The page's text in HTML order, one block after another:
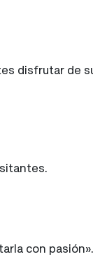
disfrutar de
con pasión».